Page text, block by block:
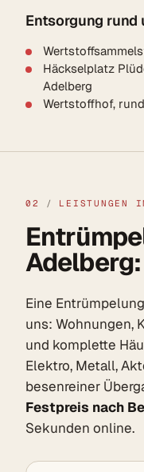
Entsorgung rund
Häckselplatz
Adelberg
Wertstoffhof,
02 / LEISTUNGEN
Eine
uns: Wohnungen,
und komplette
Elektro, Metall,
besenreiner
Festpreis nach
Sekunden online.